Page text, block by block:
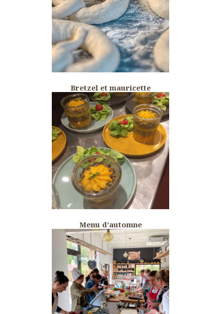
Bretzel et mauricette
Menu d’automne